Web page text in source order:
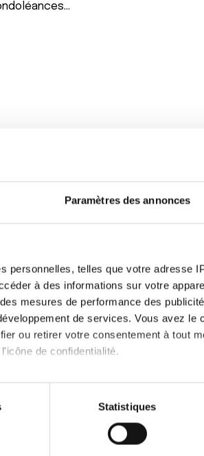
Paramètres des annonces
personnelles, telles que votre adresse
à des informations sur votre
mesures de performance des
de services. Vous avez le
ou retirer votre consentement à tout
de confidentialité.
géographique qui peuvent être
Statistiques